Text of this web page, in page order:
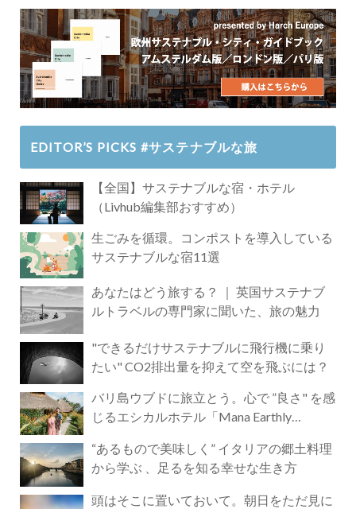
EDITOR’S PICKS #サステナブルな旅
【全国】サステナブルな宿・ホテル
（Livhub編集部おすすめ）
生ごみを循環。コンポストを導入している
サステナブルな宿11選
あなたはどう旅する？ ｜ 英国サステナブ
ルトラベルの専門家に聞いた、旅の魅力
"できるだけサステナブルに飛行機に乗り
たい" CO2排出量を抑えて空を飛ぶには？
バリ島ウブドに旅立とう。心で ”良さ" を感
じるエシカルホテル「Mana Earthly
“あるもので美味しく” イタリアの郷土料理
から学ぶ 、足るを知る幸せな生き方
頭はそこに置いておいて。朝日をただ見に